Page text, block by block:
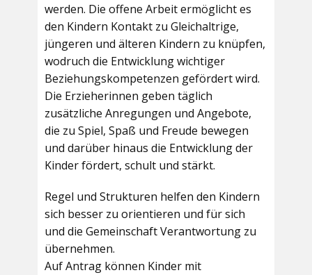
werden. Die offene Arbeit ermöglicht es
den Kindern Kontakt zu Gleichaltrige,
jüngeren und älteren Kindern zu knüpfen,
wodruch die Entwicklung wichtiger
Beziehungskompetenzen gefördert wird.
Die Erzieherinnen geben täglich
zusätzliche Anregungen und Angebote,
die zu Spiel, Spaß und Freude bewegen
und darüber hinaus die Entwicklung der
Kinder fördert, schult und stärkt.
Regel und Strukturen helfen den Kindern
sich besser zu orientieren und für sich
und die Gemeinschaft Verantwortung zu
übernehmen.
Auf Antrag können Kinder mit